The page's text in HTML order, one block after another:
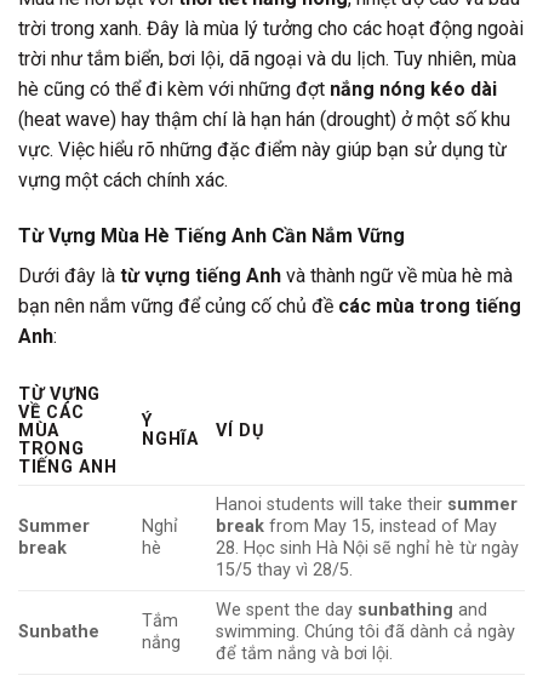
trời trong xanh. Đây là mùa lý tưởng cho các hoạt động ngoài
trời như tắm biển, bơi lội, dã ngoại và du lịch. Tuy nhiên, mùa
hè cũng có thể đi kèm với những đợt nắng nóng kéo dài
(heat wave) hay thậm chí là hạn hán (drought) ở một số khu
vực. Việc hiểu rõ những đặc điểm này giúp bạn sử dụng từ
vựng một cách chính xác.
Từ Vựng Mùa Hè Tiếng Anh Cần Nắm Vững
Dưới đây là từ vựng tiếng Anh và thành ngữ về mùa hè mà
bạn nên nắm vững để củng cố chủ đề các mùa trong tiếng
Anh:
TỪ VỰNG
VỀ CÁC
MÙA
TRONG
TIẾNG ANH
Ý
NGHĨA
VÍ DỤ
Summer
break
Nghỉ
hè
Hanoi students will take their summer
break from May 15, instead of May
28. Học sinh Hà Nội sẽ nghỉ hè từ ngày
15/5 thay vì 28/5.
Sunbathe
Tắm
nắng
We spent the day sunbathing and
swimming. Chúng tôi đã dành cả ngày
để tắm nắng và bơi lội.